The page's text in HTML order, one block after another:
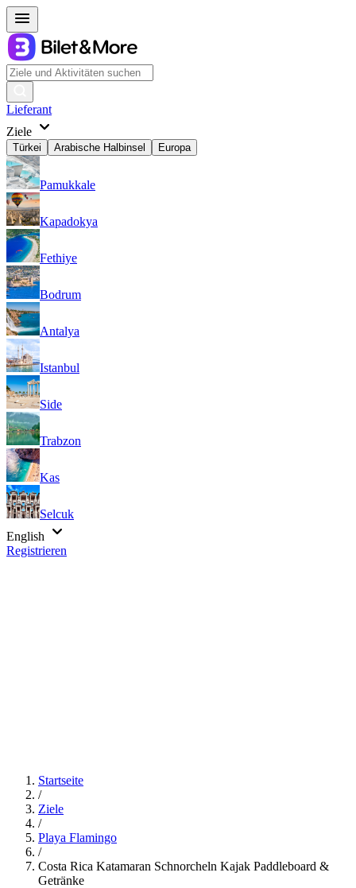
Lieferant
Ziele
Türkei Arabische Halbinsel Europa
Pamukkale
Kapadokya
Fethiye
Bodrum
Antalya
Istanbul
Side
Trabzon
Kas
Selcuk
English
Registrieren
Startseite
/
Ziele
/
Playa Flamingo
/
Costa Rica Katamaran Schnorcheln Kajak Paddleboard &
Getränke